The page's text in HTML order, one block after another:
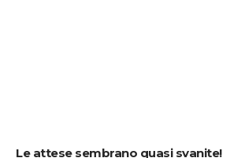
Le attese sembrano quasi svanite!